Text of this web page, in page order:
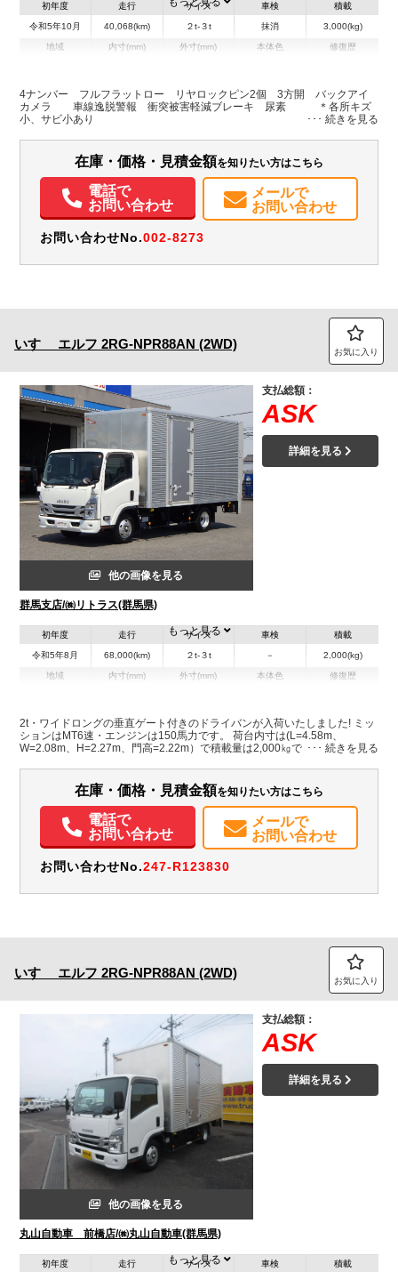
初年度
令和5年10月
走行
40,068(km)
サイズ
２t-３t
車検
抹消
積載
3,000(kg)
地域 内寸(mm)
H:370
外寸(mm)
H:1,980
本体色 修復歴
バックモニター 記録簿（一部含む）
4ナンバー フルフラットロー リヤロックピン2個 3方開 バックアイ
カメラ 車線逸脱警報 衝突被害軽減ブレーキ 尿素 ＊各所キズ
小、サビ小あり
在庫・価格・見積金額を知りたい方はこちら
電話で
お問い合わせ
メールで
お問い合わせ
お問い合わせNo.002-8273
いすゞ エルフ 2RG-NPR88AN (2WD) お気に入り
他の画像を見る
群馬支店/㈱リトラス(群馬県)
支払総額：
ASK
詳細を見る
初年度
令和5年8月
走行
68,000(km)
サイズ
２t-３t
車検
－
積載
2,000(kg)
地域 内寸(mm) 外寸(mm)
H:3,260
本体色 修復歴
装備情報
バックモニター
もっと見る
2t・ワイドロングの垂直ゲート付きのドライバンが入荷いたしました! ミッ
ションはMT6速・エンジンは150馬力です。 荷台内寸は(L=4.58m、
W=2.08m、H=2.27m、門高=2.22m）で積載量は2,000㎏です。 助手席側
す。 車検もわずかですが8月27日まで残っております！是非この機会にお
問い合わせください！在庫・価格・見積金額を知りたい方はこちら
電話で
お問い合わせ
メールで
お問い合わせ
お問い合わせNo.247-R123830
いすゞ エルフ 2RG-NPR88AN (2WD) お気に入り
他の画像を見る
丸山自動車 前橋店/㈱丸山自動車(群馬県)
支払総額：
ASK
詳細を見る
初年度 走行 サイズ 車検 積載
もっと見る